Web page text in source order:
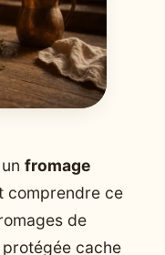
fromage
comprendre ce
de
cache